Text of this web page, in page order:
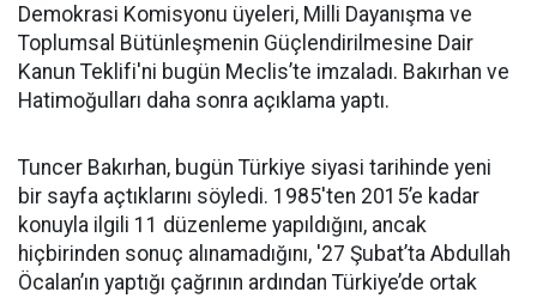
Demokrasi Komisyonu üyeleri, Milli Dayanışma ve
Toplumsal Bütünleşmenin Güçlendirilmesine Dair
Kanun Teklifi'ni bugün Meclis’te imzaladı. Bakırhan ve
Hatimoğulları daha sonra açıklama yaptı.
Tuncer Bakırhan, bugün Türkiye siyasi tarihinde yeni
bir sayfa açtıklarını söyledi. 1985'ten 2015’e kadar
konuyla ilgili 11 düzenleme yapıldığını, ancak
hiçbirinden sonuç alınamadığını, '27 Şubat’ta Abdullah
Öcalan’ın yaptığı çağrının ardından Türkiye’de ortak